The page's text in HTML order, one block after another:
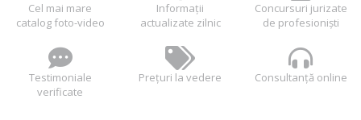
Cel mai mare
catalog foto-video
Informații
actualizate zilnic
Concursuri jurizate
de profesioniști
Testimoniale
verificate
Prețuri la vedere Consultanță online